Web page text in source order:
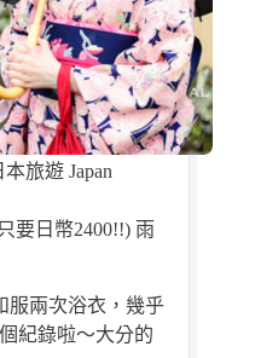
本旅遊 Japan
要日幣2400!!) 雨
服兩次浴衣，幾乎
紀錄啦～大分的